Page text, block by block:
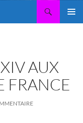
AUX
FRANCE